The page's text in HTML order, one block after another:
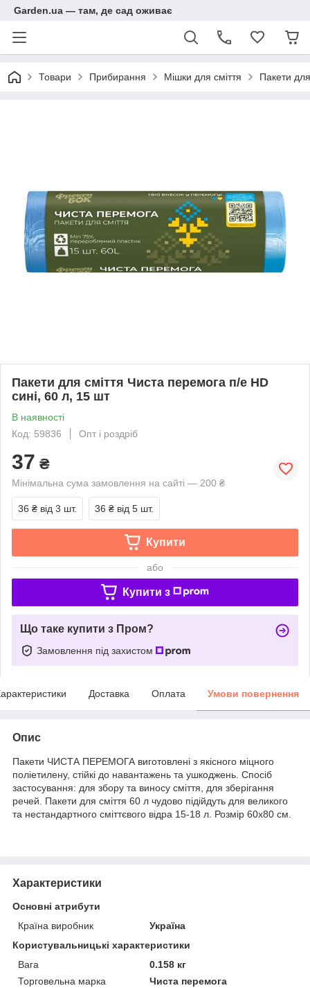
Garden.ua — там, де сад оживає
Товари Прибирання Мішки для сміття Пакети
Пакети для смiття Чиста перемога п/е HD
сині, 60 л, 15 шт
В наявності
Код: 59836
Опт і роздріб
37 ₴
Мінімальна сума замовлення на сайті — 200 ₴
36 ₴ від 3 шт. 36 ₴ від 5 шт.
Купити
або
Купити з
Що таке купити з Пром?
Замовлення під захистом
Доставка Оплата Умови повернення
Опис
Пакети ЧИСТА ПЕРЕМОГА виготовлені з якісного міцного
поліетилену, стійкі до навантажень та ушкоджень. Спосіб
застосування: для збору та виносу сміття, для зберігання
речей. Пакети для сміття 60 л чудово підійдуть для великого
та нестандартного сміттєвого відра 15-18 л. Розмір 60х80 см.
Характеристики
Основні атрибути
Країна виробник
Україна
Користувальницькі характеристики
Вага
0.158 кг
Торговельна марка
Чиста перемога